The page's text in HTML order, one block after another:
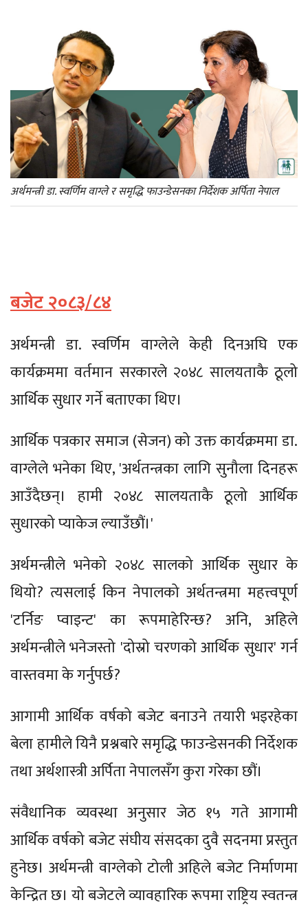
अर्थमन्त्री डा. स्वर्णिम वाग्ले र समृद्धि फाउन्डेसनका निर्देशक अर्पिता नेपाल
बजेट २०८३/८४
अर्थमन्त्री डा. स्वर्णिम वाग्लेले केही दिनअघि एक
कार्यक्रममा वर्तमान सरकारले २०४८ सालयताकै ठूलो
आर्थिक सुधार गर्ने बताएका थिए।
आर्थिक पत्रकार समाज (सेजन) को उक्त कार्यक्रममा डा.
वाग्लेले भनेका थिए, 'अर्थतन्त्रका लागि सुनौला दिनहरू
आउँदैछन्। हामी २०४८ सालयताकै ठूलो आर्थिक
सुधारको प्याकेज ल्याउँछौं।'
अर्थमन्त्रीले भनेको २०४८ सालको आर्थिक सुधार के
थियो? त्यसलाई किन नेपालको अर्थतन्त्रमा महत्त्वपूर्ण
'टर्निङ प्वाइन्ट' का रूपमाहेरिन्छ? अनि, अहिले
अर्थमन्त्रीले भनेजस्तो 'दोस्रो चरणको आर्थिक सुधार' गर्न
वास्तवमा के गर्नुपर्छ?
आगामी आर्थिक वर्षको बजेट बनाउने तयारी भइरहेका
बेला हामीले यिनै प्रश्नबारे समृद्धि फाउन्डेसनकी निर्देशक
तथा अर्थशास्त्री अर्पिता नेपालसँग कुरा गरेका छौं।
संवैधानिक व्यवस्था अनुसार जेठ १५ गते आगामी
आर्थिक वर्षको बजेट संघीय संसदका दुवै सदनमा प्रस्तुत
हुनेछ। अर्थमन्त्री वाग्लेको टोली अहिले बजेट निर्माणमा
केन्द्रित छ। यो बजेटले व्यावहारिक रूपमा राष्ट्रिय स्वतन्त्र